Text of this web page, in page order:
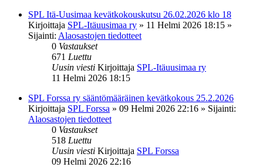
SPL Itä-Uusimaa kevätkokouskutsu 26.02.2026 klo 18
Kirjoittaja SPL-Itäuusimaa ry » 11 Helmi 2026 18:15 »
Sijainti: Alaosastojen tiedotteet
0 Vastaukset
671 Luettu
Uusin viesti Kirjoittaja SPL-Itäuusimaa ry
11 Helmi 2026 18:15
SPL Forssa ry sääntömääräinen kevätkokous 25.2.2026
Kirjoittaja SPL Forssa » 09 Helmi 2026 22:16 » Sijainti:
Alaosastojen tiedotteet
0 Vastaukset
518 Luettu
Uusin viesti Kirjoittaja SPL Forssa
09 Helmi 2026 22:16